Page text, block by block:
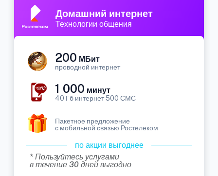
Домашний интернет
Технологии общения
200 МБит
проводной интернет
1 000 минут
40 Гб интернет 500 СМС
Пакетное предложение
с мобильной связью Ростелеком
по акции выгоднее
* Пользуйтесь услугами
в течение 30 дней выгодно